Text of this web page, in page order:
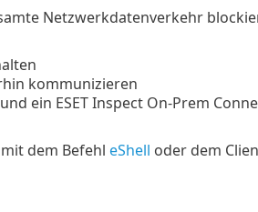
Netzwerkdatenverkehr
kommunizieren
ein ESET Inspect On-Prem
dem Befehl eShell oder dem